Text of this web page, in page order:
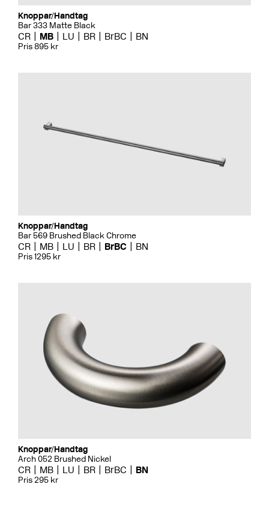
Knoppar/Handtag
Bar 333 Matte Black
CR MB LU BR BrBC BN
Pris 895 kr
Knoppar/Handtag
Bar 569 Brushed Black Chrome
CR MB LU BR BrBC BN
Pris 1295 kr
Knoppar/Handtag
Arch 052 Brushed Nickel
CR MB LU BR BrBC BN
Pris 295 kr